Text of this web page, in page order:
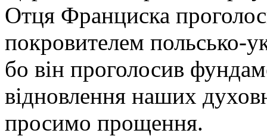
Отця Франциска
покровителем польсько-
бо він проголосив
відновлення наших
просимо прощення.